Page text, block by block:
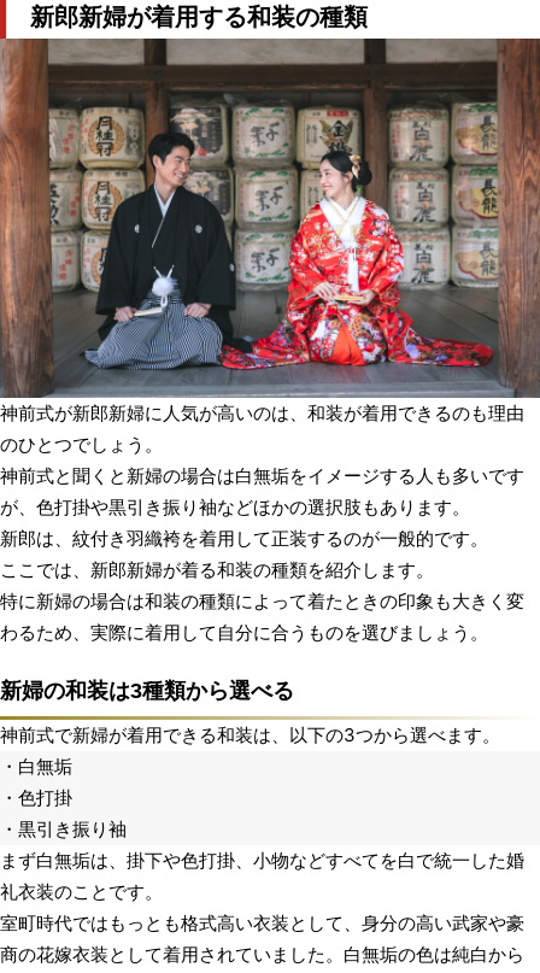
新郎新婦が着用する和装の種類
神前式が新郎新婦に人気が高いのは、和装が着用できるのも理由
のひとつでしょう。
神前式と聞くと新婦の場合は白無垢をイメージする人も多いです
が、色打掛や黒引き振り袖などほかの選択肢もあります。
新郎は、紋付き羽織袴を着用して正装するのが一般的です。
ここでは、新郎新婦が着る和装の種類を紹介します。
特に新婦の場合は和装の種類によって着たときの印象も大きく変
わるため、実際に着用して自分に合うものを選びましょう。
新婦の和装は3種類から選べる
神前式で新婦が着用できる和装は、以下の3つから選べます。
・白無垢
・色打掛
・黒引き振り袖
まず白無垢は、掛下や色打掛、小物などすべてを白で統一した婚
礼衣装のことです。
室町時代ではもっとも格式高い衣装として、身分の高い武家や豪
商の花嫁衣装として着用されていました。白無垢の色は純白から